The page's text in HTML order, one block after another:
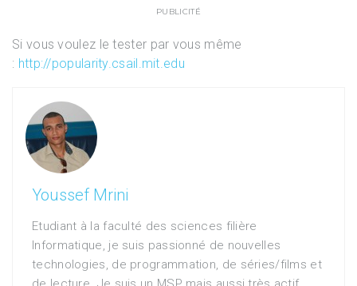
PUBLICITÉ
Si vous voulez le tester par vous même
: http://popularity.csail.mit.edu
Youssef Mrini
Etudiant à la faculté des sciences filière
Informatique, je suis passionné de nouvelles
technologies, de programmation, de séries/films et